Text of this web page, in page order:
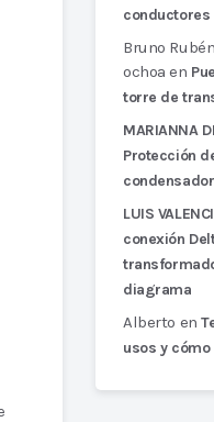
Bruno
ochoa en
torre de
MARIANNA
Protección
LUIS
conexión
diagrama
Alberto en
usos y cómo